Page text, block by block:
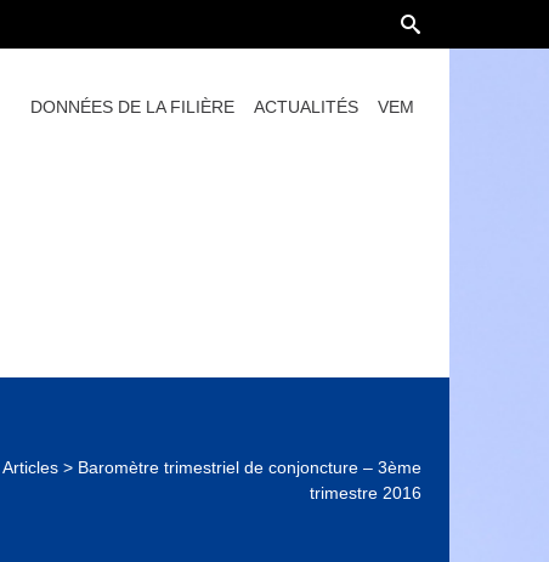
DONNÉES DE LA FILIÈRE ACTUALITÉS VEM
Articles> Baromètre trimestriel de conjoncture – 3ème
trimestre 2016